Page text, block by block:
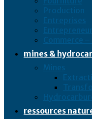
Production
Entreprises
Commerce
mines &
Mines
ressources